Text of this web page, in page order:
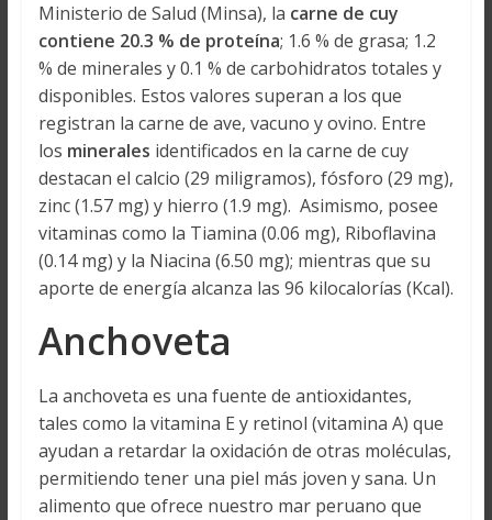
Ministerio de Salud (Minsa), la carne de cuy
contiene 20.3 % de proteína; 1.6 % de grasa; 1.2
% de minerales y 0.1 % de carbohidratos totales y
disponibles. Estos valores superan a los que
registran la carne de ave, vacuno y ovino. Entre
los minerales identificados en la carne de cuy
destacan el calcio (29 miligramos), fósforo (29 mg),
zinc (1.57 mg) y hierro (1.9 mg). Asimismo, posee
vitaminas como la Tiamina (0.06 mg), Riboflavina
(0.14 mg) y la Niacina (6.50 mg); mientras que su
aporte de energía alcanza las 96 kilocalorías (Kcal).
Anchoveta
La anchoveta es una fuente de antioxidantes,
tales como la vitamina E y retinol (vitamina A) que
ayudan a retardar la oxidación de otras moléculas,
permitiendo tener una piel más joven y sana. Un
alimento que ofrece nuestro mar peruano que